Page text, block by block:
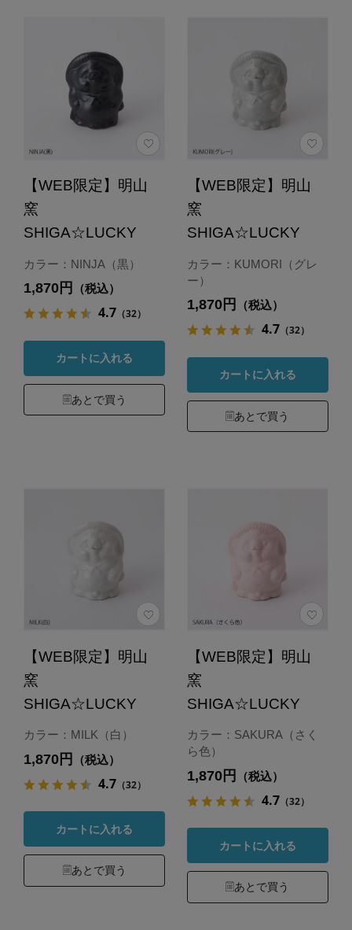
【WEB限定】明山
窯
SHIGA☆LUCKY
カラー：NINJA（黒）
1,870円 （税込）
4.7（32）
カートに入れる
あとで買う
【WEB限定】明山
窯
SHIGA☆LUCKY
カラー：KUMORI（グレ
ー）
1,870円 （税込）
4.7（32）
カートに入れる
あとで買う
【WEB限定】明山
窯
SHIGA☆LUCKY
カラー：MILK（白）
1,870円 （税込）
4.7（32）
カートに入れる
あとで買う
【WEB限定】明山
窯
SHIGA☆LUCKY
カラー：SAKURA（さく
ら色）
1,870円 （税込）
4.7（32）
カートに入れる
あとで買う